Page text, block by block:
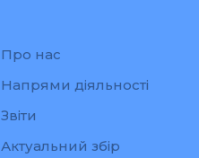
Про нас
Напрями діяльності
Звіти
Актуальний збір